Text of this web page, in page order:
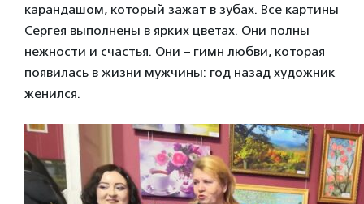
карандашом, который зажат в зубах. Все картины
Сергея выполнены в ярких цветах. Они полны
нежности и счастья. Они – гимн любви, которая
появилась в жизни мужчины: год назад художник
женился.